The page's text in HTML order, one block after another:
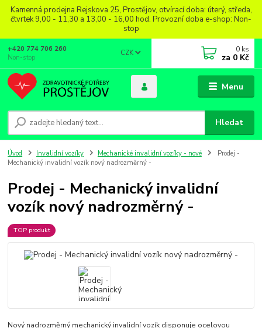
Kamenná prodejna Rejskova 25, Prostějov, otvírací doba: úterý, středa,
čtvrtek 9,00 - 11,30 a 13,00 - 16,00 hod. Provozní doba e-shop: Non-
stop
Menu
CZK
Hledat
+420 774 706 260
Non-stop
0 ks
za 0 Kč
Úvod Invalidní vozíky Mechanické invalidní vozíky - nové
Prodej -
Mechanický invalidní vozík nový nadrozměrný -
Prodej - Mechanický invalidní
vozík nový nadrozměrný -
TOP produkt
Nový nadrozměrný mechanický invalidní vozík disponuje ocelovou